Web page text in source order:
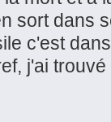
sort dans
c'est
j'ai